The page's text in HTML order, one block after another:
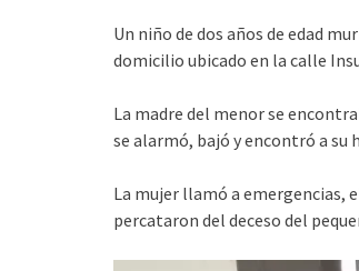
Un niño de dos años de edad
domicilio ubicado en la calle
La madre del menor se
se alarmó, bajó y encontró a su
La mujer llamó a emergencias,
percataron del deceso del